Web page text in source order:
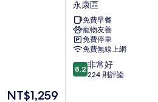
現
NT$1,259
連
鎖
精
品
汽
車
旅
永康區
免費早餐
寵物友善
免費停車
免費無線上網
8.2
分，
8.2 非常好
224 則評論